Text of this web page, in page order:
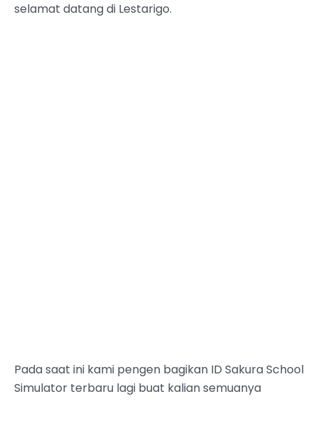
selamat datang di Lestarigo.
Pada saat ini kami pengen bagikan ID Sakura School
Simulator terbaru lagi buat kalian semuanya